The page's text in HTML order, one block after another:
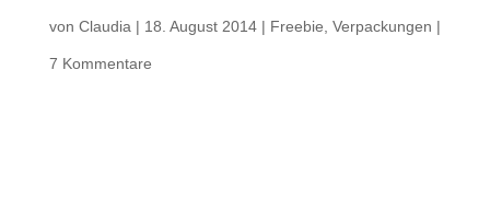
von Claudia | 18. August 2014| Freebie Verpackungen |
7 Kommentare